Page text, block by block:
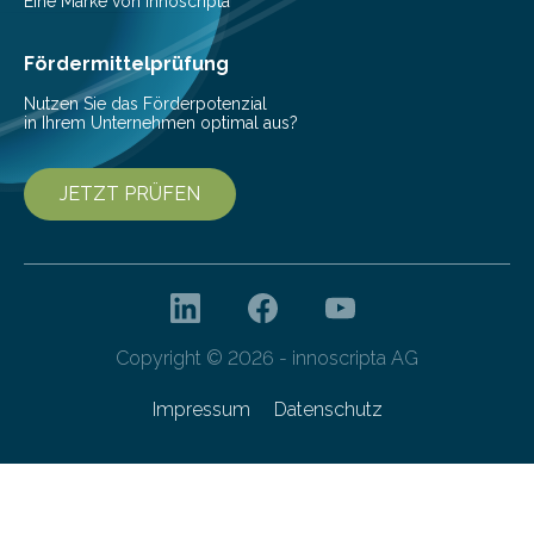
Fördermittelprüfung
Nutzen Sie das Förderpotenzial
in Ihrem Unternehmen optimal aus?
JETZT PRÜFEN
Copyright © 2026 - innoscripta AG
Impressum Datenschutz